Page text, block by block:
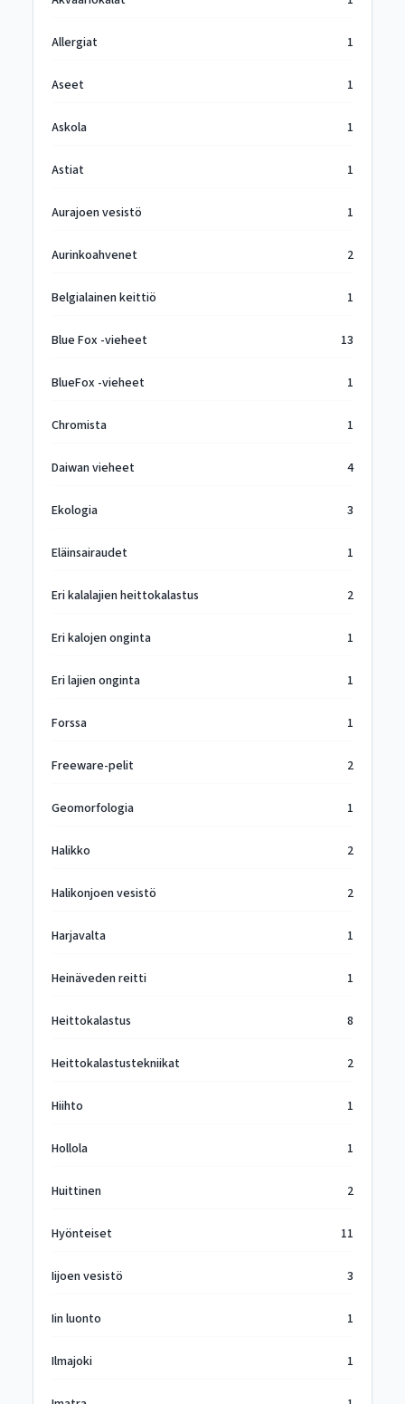
Allergiat 1
Aseet 1
Askola 1
Astiat 1
Aurajoen vesistö 1
Aurinkoahvenet 2
Belgialainen keittiö 1
Blue Fox -vieheet 13
BlueFox -vieheet 1
Chromista 1
Daiwan vieheet 4
Ekologia 3
Eläinsairaudet 1
Eri kalalajien heittokalastus 2
Eri kalojen onginta 1
Eri lajien onginta 1
Forssa 1
Freeware-pelit 2
Geomorfologia 1
Halikko 2
Halikonjoen vesistö 2
Harjavalta 1
Heinäveden reitti 1
Heittokalastus 8
Heittokalastustekniikat 2
Hiihto 1
Hollola 1
Huittinen 2
Hyönteiset 11
Iijoen vesistö 3
Iin luonto 1
Ilmajoki 1